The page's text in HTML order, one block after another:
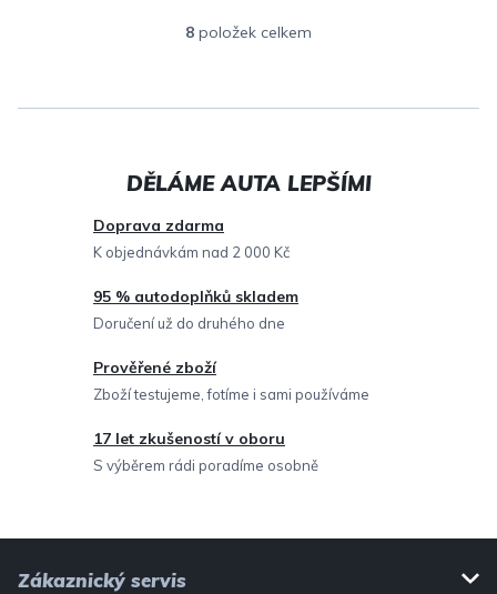
O
l
a
í
p
r
y
v
ý
8 položek celkem
Doprava zdarma
K objednávkám nad 2 000 Kč
95 % autodoplňků skladem
Doručení už do druhého dne
Prověřené zboží
Zboží testujeme, fotíme i sami používáme
17 let zkušeností v oboru
S výběrem rádi poradíme osobně
Zákaznický servis